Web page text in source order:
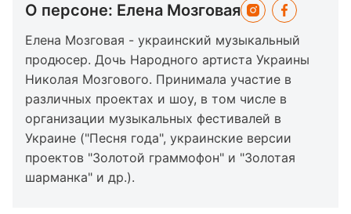
О персоне: Елена Мозговая
Елена Мозговая - украинский музыкальный
продюсер. Дочь Народного артиста Украины
Николая Мозгового. Принимала участие в
различных проектах и шоу, в том числе в
организации музыкальных фестивалей в
Украине ("Песня года", украинские версии
проектов "Золотой граммофон" и "Золотая
шарманка" и др.).